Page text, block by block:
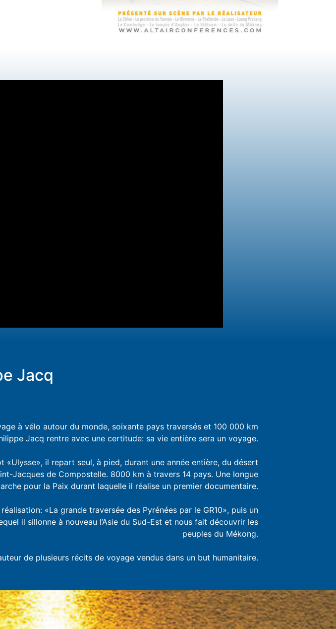
Jacq
à vélo autour du monde, soixante pays traversés et 100 000 km
Jacq rentre avec une certitude: sa vie entière sera un voyage.
«Ulysse», il repart seul, à pied, durant une année entière, du désert
Jacques de Compostelle. 8000 km à travers 14 pays. Une longue
pour la Paix durant laquelle il réalise un premier documentaire.
«La grande traversée des Pyrénées par le GR10», puis un
il sillonne à nouveau l’Asie du Sud-Est et nous fait découvrir les
peuples du Mékong.
de plusieurs récits de voyage vendus dans un but humanitaire.